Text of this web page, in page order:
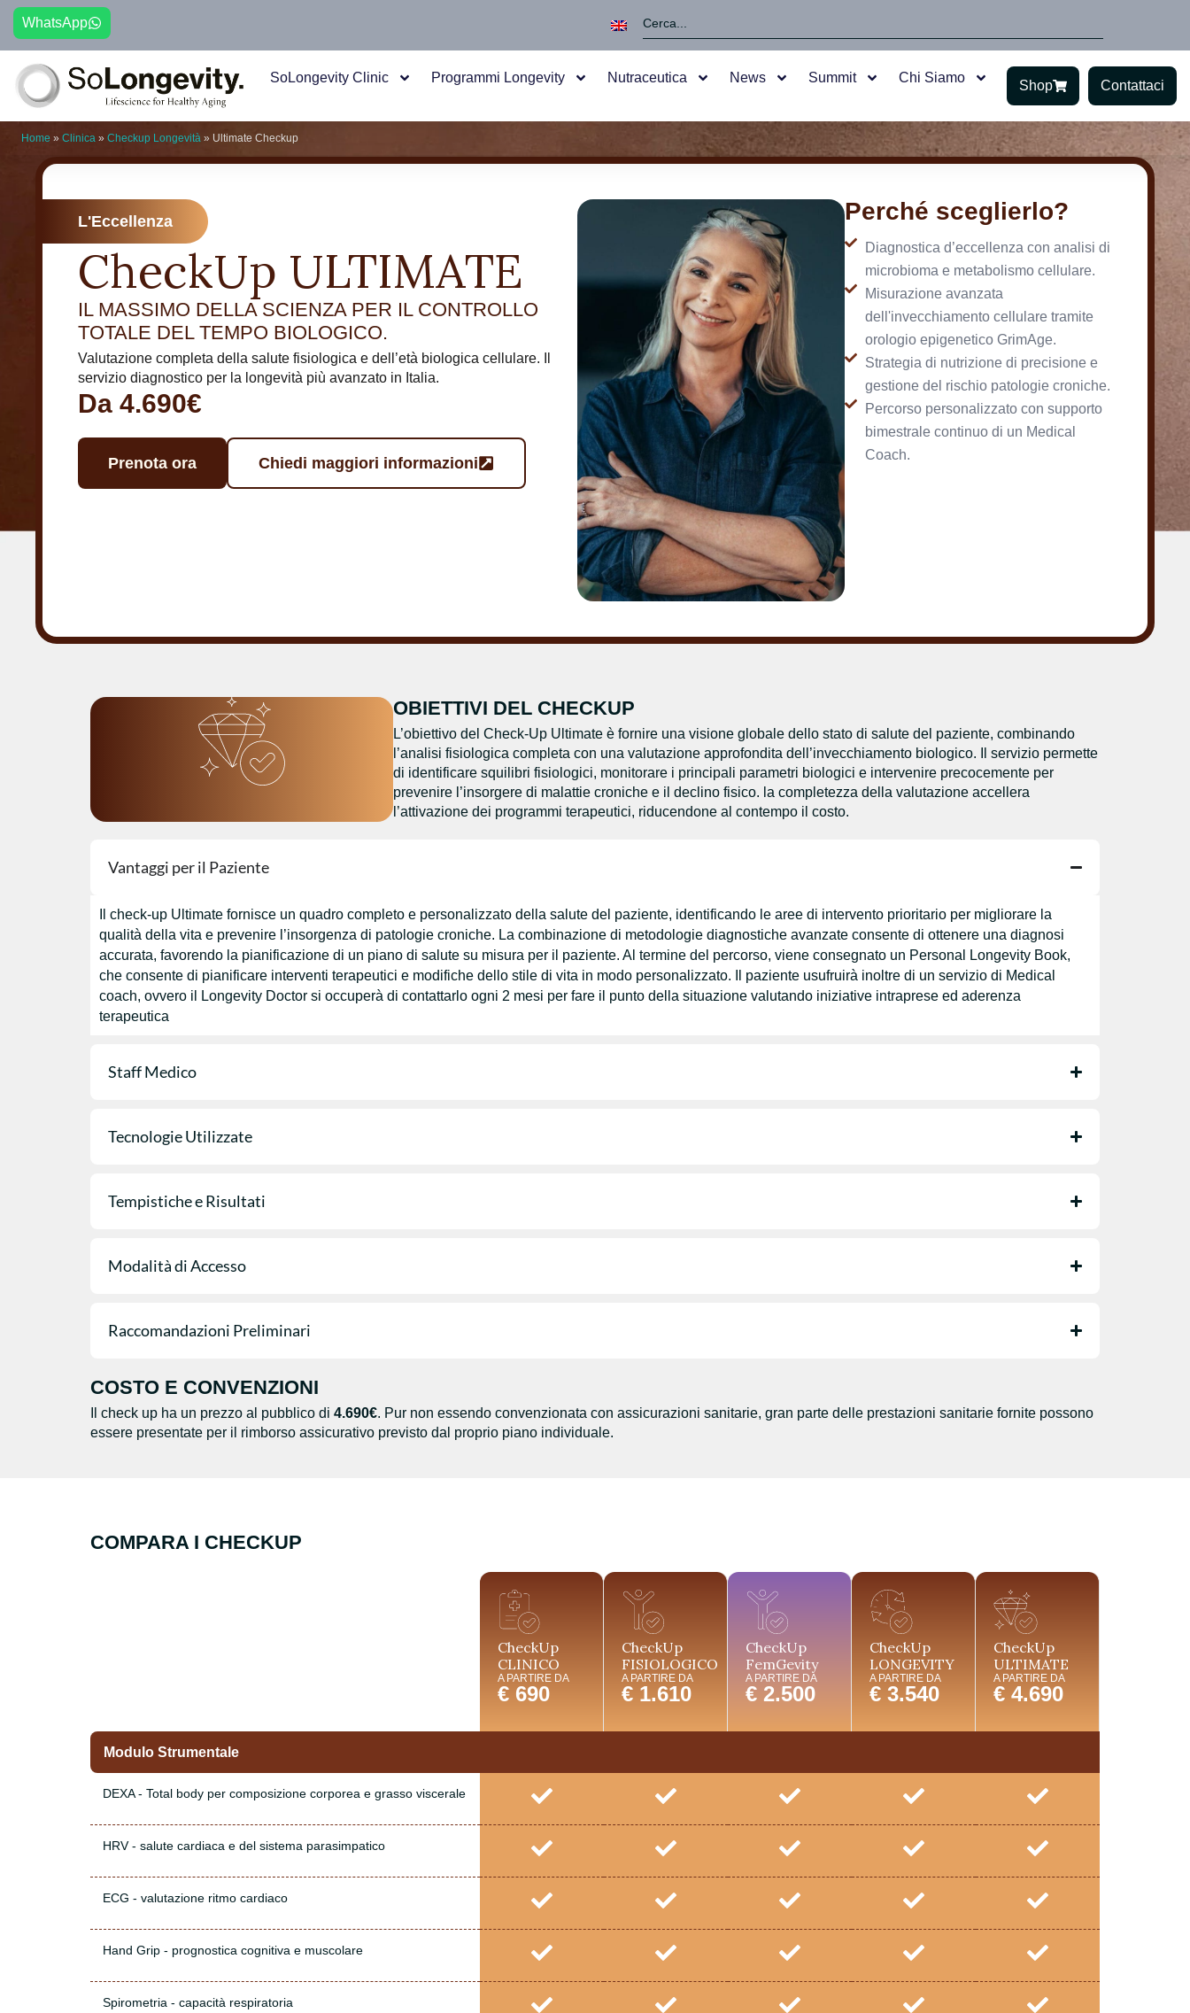
WhatsApp
SoLongevity Clinic Programmi Longevity Nutraceutica News Summit Chi Siamo
Shop Contattaci
Home » Clinica » Checkup Longevità » Ultimate Checkup
L'Eccellenza
CheckUp ULTIMATE
IL MASSIMO DELLA SCIENZA PER IL CONTROLLO
TOTALE DEL TEMPO BIOLOGICO.
Valutazione completa della salute fisiologica e dell’età biologica cellulare. Il
servizio diagnostico per la longevità più avanzato in Italia.
Da 4.690€
Prenota ora Chiedi maggiori informazioni
Perché sceglierlo?
Diagnostica d’eccellenza con analisi di
microbioma e metabolismo cellulare.
Misurazione avanzata
dell'invecchiamento cellulare tramite
orologio epigenetico GrimAge.
Strategia di nutrizione di precisione e
gestione del rischio patologie croniche.
Percorso personalizzato con supporto
bimestrale continuo di un Medical
Coach.
OBIETTIVI DEL CHECKUP
L’obiettivo del Check-Up Ultimate è fornire una visione globale dello stato di salute del paziente, combinando
l’analisi fisiologica completa con una valutazione approfondita dell’invecchiamento biologico. Il servizio permette
di identificare squilibri fisiologici, monitorare i principali parametri biologici e intervenire precocemente per
prevenire l’insorgere di malattie croniche e il declino fisico. la completezza della valutazione accellera
l’attivazione dei programmi terapeutici, riducendone al contempo il costo.
Vantaggi per il Paziente
Il check-up Ultimate fornisce un quadro completo e personalizzato della salute del paziente, identificando le aree di intervento prioritario per migliorare la
qualità della vita e prevenire l’insorgenza di patologie croniche. La combinazione di metodologie diagnostiche avanzate consente di ottenere una diagnosi
accurata, favorendo la pianificazione di un piano di salute su misura per il paziente. Al termine del percorso, viene consegnato un Personal Longevity Book,
che consente di pianificare interventi terapeutici e modifiche dello stile di vita in modo personalizzato. Il paziente usufruirà inoltre di un servizio di Medical
coach, ovvero il Longevity Doctor si occuperà di contattarlo ogni 2 mesi per fare il punto della situazione valutando iniziative intraprese ed aderenza
terapeutica
Staff Medico
Tecnologie Utilizzate
Tempistiche e Risultati
Modalità di Accesso
Raccomandazioni Preliminari
COSTO E CONVENZIONI
Il check up ha un prezzo al pubblico di 4.690€. Pur non essendo convenzionata con assicurazioni sanitarie, gran parte delle prestazioni sanitarie fornite possono
essere presentate per il rimborso assicurativo previsto dal proprio piano individuale.
COMPARA I CHECKUP
CheckUp
CLINICO
A PARTIRE DA
€ 690
CheckUp
FISIOLOGICO
A PARTIRE DA
€ 1.610
CheckUp
FemGevity
A PARTIRE DA
€ 2.500
CheckUp
LONGEVITY
A PARTIRE DA
€ 3.540
CheckUp
ULTIMATE
A PARTIRE DA
€ 4.690
Modulo Strumentale
DEXA - Total body per composizione corporea e grasso viscerale
HRV - salute cardiaca e del sistema parasimpatico
ECG - valutazione ritmo cardiaco
Hand Grip - prognostica cognitiva e muscolare
Spirometria - capacità respiratoria